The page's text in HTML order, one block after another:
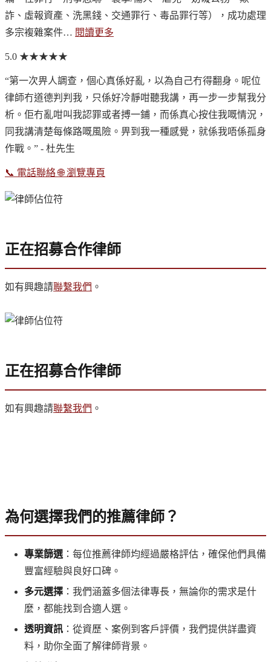
詐、虛報資產、洗黑錢、交通罪行、毒品罪行等），成功處理
多宗複雜案件… 閱讀更多
5.0 ★★★★★
“第一次畀人調查，個心真係好亂，以為自己冇得翻身。呢位
律師冇道德判判我，只係好冷靜咁聽我講，再一步一步幫我分
析。佢冇亂咁叫我認罪或者搏一鋪，而係真心按住我嘅情況，
同我講清楚每條路嘅風險。畀到我一種感覺，就係我唔係孤身
作戰。” - 杜先生
📞 電話聯絡🌐瀏覽專頁
正在招募合作律師
如有興趣請聯繫我們 。
正在招募合作律師
如有興趣請聯繫我們 。
為何選擇我們的推薦律師？
專業篩選 ：每位推薦律師均經過嚴格評估，確保他們具備
豐富經驗與良好口碑。
多元選擇 ：我們涵蓋多個法律專長，無論你的需求是什
麼，都能找到合適人選。
透明資訊 ：從資歷、案例到客戶評價，我們提供詳盡資
料，助你全面了解律師背景。